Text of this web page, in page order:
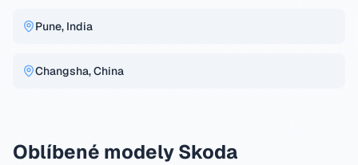
Pune, India
Changsha, China
Oblíbené modely Skoda